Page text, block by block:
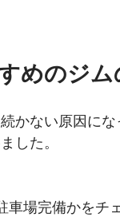
めのジ
かない原因に
した。
車場完備かをチ